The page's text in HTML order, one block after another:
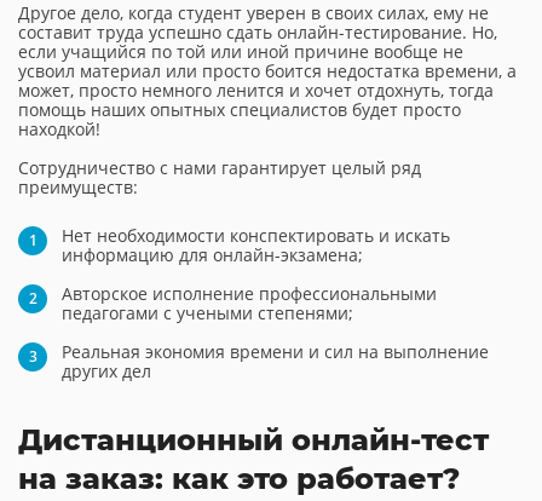
Другое дело, когда студент уверен в своих силах, ему не
составит труда успешно сдать онлайн-тестирование. Но,
если учащийся по той или иной причине вообще не
усвоил материал или просто боится недостатка времени, а
может, просто немного ленится и хочет отдохнуть, тогда
помощь наших опытных специалистов будет просто
находкой!
Сотрудничество с нами гарантирует целый ряд
преимуществ:
Нет необходимости конспектировать и искать
информацию для онлайн-экзамена;
Авторское исполнение профессиональными
педагогами с учеными степенями;
Реальная экономия времени и сил на выполнение
других дел
Дистанционный онлайн-тест
на заказ: как это работает?